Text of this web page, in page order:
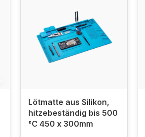
Lötmatte aus Silikon,
hitzebeständig bis 500
°C 450 x 300mm